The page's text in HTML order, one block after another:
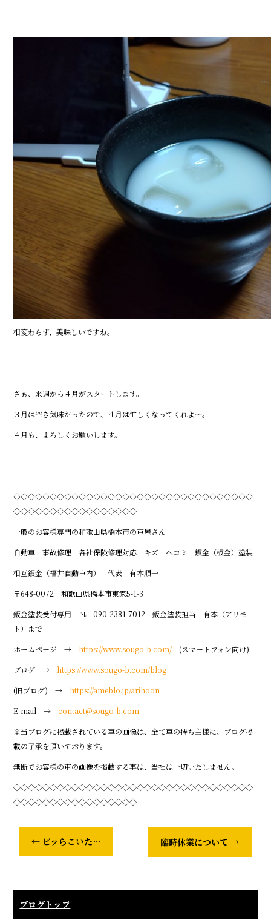
相変わらず、美味しいですね。
さぁ、来週から４月がスタートします。
３月は空き気味だったので、４月は忙しくなってくれよ～。
４月も、よろしくお願いします。
◇◇◇◇◇◇◇◇◇◇◇◇◇◇◇◇◇◇◇◇◇◇◇◇◇◇◇◇◇◇◇◇◇
◇◇◇◇◇◇◇◇◇◇◇◇◇◇◇◇◇
一般のお客様専門の和歌山県橋本市の車屋さん
自動車 事故修理 各社保険修理対応 キズ ヘコミ 鈑金（板金）塗装
相互鈑金（福井自動車内） 代表 有本順一
〒648-0072 和歌山県橋本市東家5-1-3
鈑金塗装受付専用 ℡ 090-2381-7012 鈑金塗装担当 有本（アリモ
ト）まで
ホームページ → https://www.sougo-b.com/ (スマートフォン向け)
ブログ → https://www.sougo-b.com/blog
(旧ブログ) → https://ameblo.jp/arihoon
E-mail →contact@sougo-b.com
※当ブログに掲載されている車の画像は、全て車の持ち主様に、ブログ掲
載の了承を頂いております。
無断でお客様の車の画像を掲載する事は、当社は一切いたしません。
◇◇◇◇◇◇◇◇◇◇◇◇◇◇◇◇◇◇◇◇◇◇◇◇◇◇◇◇◇◇◇◇◇
◇◇◇◇◇◇◇◇◇◇◇◇◇◇◇◇◇
← ビッらこいた… 臨時休業について →
ブログトップ